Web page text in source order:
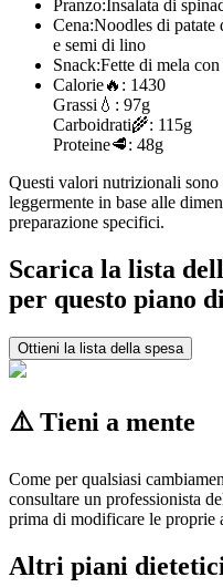
Pranzo:Insalata di
Cena:Noodles di
e semi di lino
Snack:Fette di mela
Calorie🔥: 1430
Grassi 💧: 97g
Carboidrati🌾: 115g
Proteine🥩: 48g
Questi valori nutrizionali sono
leggermente in base alle
preparazione specifici.
Scarica la lista
per questo piano
Ottieni la lista della spesa
⚠️ Tieni a mente
Come per qualsiasi
consultare un professionista
prima di modificare le proprie
Altri piani